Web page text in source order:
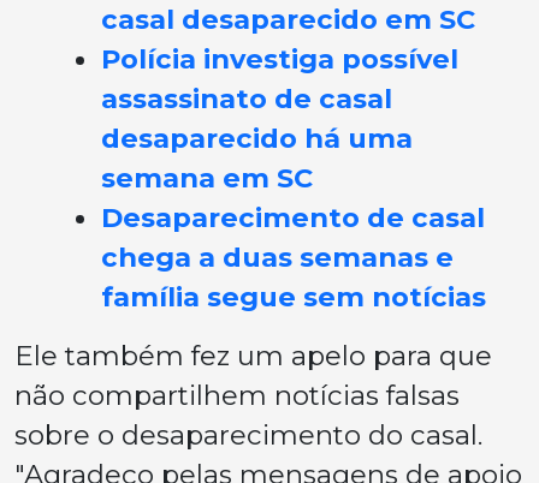
casal desaparecido em SC
Polícia investiga possível
assassinato de casal
desaparecido há uma
semana em SC
Desaparecimento de casal
chega a duas semanas e
família segue sem notícias
Ele também fez um apelo para que
não compartilhem notícias falsas
sobre o desaparecimento do casal.
"Agradeço pelas mensagens de apoio